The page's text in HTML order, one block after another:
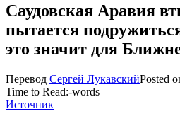
Саудовская Аравия
пытается
это значит для
Перевод Сергей ЛукавскийPosted
Time to Read:-words
Источник